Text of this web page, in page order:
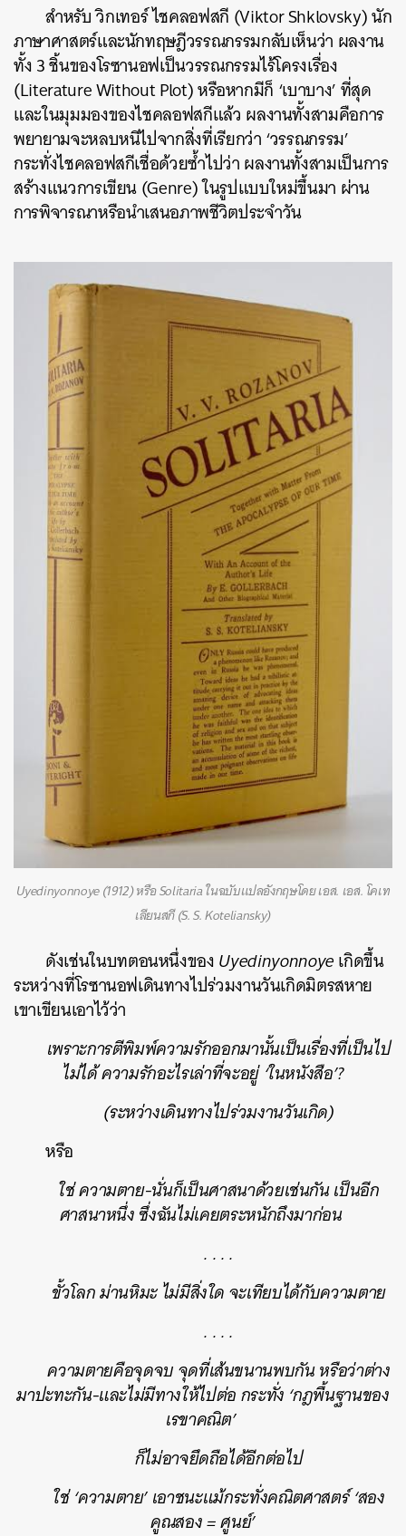
สำหรับ วิกเทอร์ ไชคลอฟสกี (Viktor Shklovsky) นัก
ภาษาศาสตร์และนักทฤษฎีวรรณกรรมกลับเห็นว่า ผลงาน
ทั้ง 3 ชิ้นของโรซานอฟเป็นวรรณกรรมไร้โครงเรื่อง
(Literature Without Plot) หรือหากมีก็ ‘เบาบาง’ ที่สุด
และในมุมมองของไชคลอฟสกีแล้ว ผลงานทั้งสามคือการ
พยายามจะหลบหนีไปจากสิ่งที่เรียกว่า ‘วรรณกรรม’
กระทั่งไชคลอฟสกีเชื่อด้วยซ้ำไปว่า ผลงานทั้งสามเป็นการ
สร้างแนวการเขียน (Genre) ในรูปแบบใหม่ขึ้นมา ผ่าน
การพิจารณาหรือนำเสนอภาพชีวิตประจำวัน
Uyedinyonnoye (1912) หรือ Solitaria ในฉบับแปลอังกฤษโดย เอส. เอส. โคเท
เลียนสกี (S. S. Koteliansky)
ดังเช่นในบทตอนหนึ่งของUyedinyonnoyeเกิดขึ้น
ระหว่างที่โรซานอฟเดินทางไปร่วมงานวันเกิดมิตรสหาย
เขาเขียนเอาไว้ว่า
เพราะการตีพิมพ์ความรักออกมานั้นเป็นเรื่องที่เป็นไป
ไม่ได้ ความรักอะไรเล่าที่จะอยู่ ‘ในหนังสือ’?
(ระหว่างเดินทางไปร่วมงานวันเกิด)
หรือ
ใช่ ความตาย-นั่นก็เป็นศาสนาด้วยเช่นกัน เป็นอีก
ศาสนาหนึ่ง ซึ่งฉันไม่เคยตระหนักถึงมาก่อน
. . . .
ขั้วโลก ม่านหิมะ ไม่มีสิ่งใด จะเทียบได้กับความตาย
. . . .
ความตายคือจุดจบ จุดที่เส้นขนานพบกัน หรือว่าต่าง
มาปะทะกัน-และไม่มีทางให้ไปต่อ กระทั่ง ‘กฎพื้นฐานของ
เรขาคณิต’
ก็ไม่อาจยึดถือได้อีกต่อไป
ใช่ ‘ความตาย’ เอาชนะแม้กระทั่งคณิตศาสตร์ ‘สอง
คูณสอง = ศูนย์’